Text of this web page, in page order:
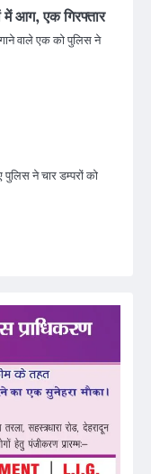
में आग, एक गिरफ्तार
वाले एक को पुलिस ने
ने चार डम्परों को